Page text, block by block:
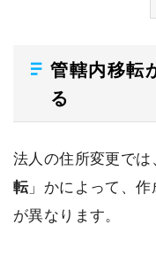
管轄内移転
る
法人の住所変更では
転」かによって、
が異なります。